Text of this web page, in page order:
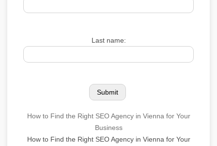
Last name:
How to Find the Right SEO Agency in Vienna for Your
Business
How to Find the Right SEO Agency in Vienna for Your